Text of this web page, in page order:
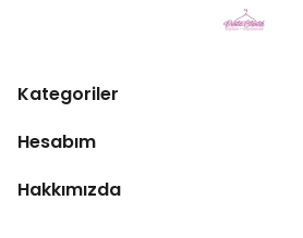
Kategoriler
Hesabım
Hakkımızda